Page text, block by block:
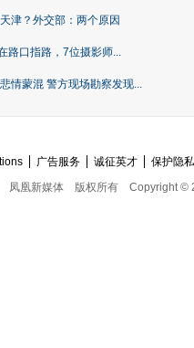
津？外交部：两个原因
路口指路，7位摄影师...
情蒙混 警方现场勘察发现...
广告服务 诚征英才
保护隐
凤凰新媒体
版权所有 Copyright ©